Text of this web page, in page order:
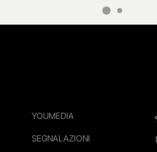
YOUMEDIA
SEGNALAZIONI